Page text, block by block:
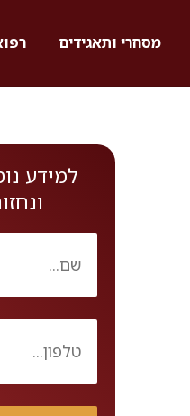
מסחרי ותאגידים
למידע